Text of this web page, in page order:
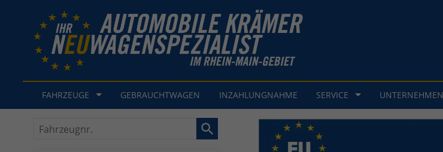
FAHRZEUGE GEBRAUCHTWAGEN INZAHLUNGNAHME SERVICE UNTERNEHMEN
Fahrzeugnr.